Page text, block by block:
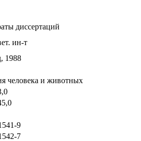
диссертаций
ин-т
1988
человека и животных
9
7